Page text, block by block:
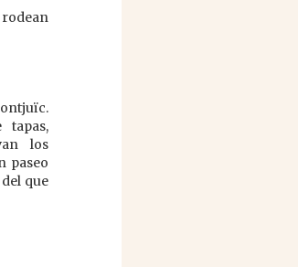
rodean
tapas,
los
paseo
que